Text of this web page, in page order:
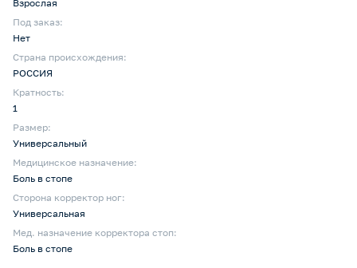
Взрослая
Под заказ:
Нет
Страна происхождения:
РОССИЯ
Кратность:
1
Размер:
Универсальный
Медицинское назначение:
Боль в стопе
Сторона корректор ног:
Универсальная
Мед. назначение корректора стоп:
Боль в стопе